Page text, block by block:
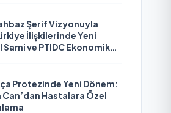
Şerif Vizyonuyla
İlişkilerinde Yeni
ve PTIDC Ekonomik
Protezinde Yeni Dönem:
Hastalara Özel